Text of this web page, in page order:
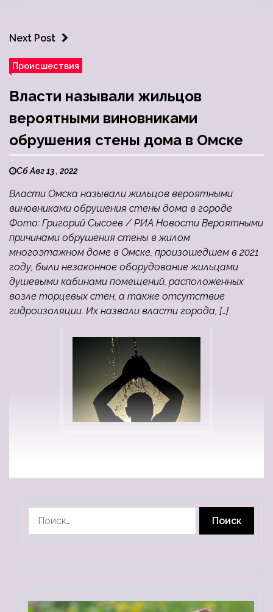
Next Post
Происшествия
Власти называли жильцов
вероятными виновниками
обрушения стены дома в Омске
Сб Авг 13 , 2022
Власти Омска называли жильцов вероятными
виновниками обрушения стены дома в городе
Фото: Григорий Сысоев / РИА Новости Вероятными
причинами обрушения стены в жилом
многоэтажном доме в Омске, произошедшем в 2021
году, были незаконное оборудование жильцами
душевыми кабинами помещений, расположенных
возле торцевых стен, а также отсутствие
гидроизоляции. Их назвали власти города, […]